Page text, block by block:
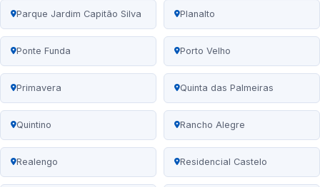
Parque Jardim Capitão Silva Planalto
Ponte Funda Porto Velho
Primavera Quinta das Palmeiras
Quintino Rancho Alegre
Realengo Residencial Castelo